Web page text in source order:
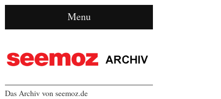
Menu
Das Archiv von seemoz.de